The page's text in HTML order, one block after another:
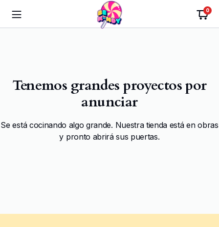
0
Tenemos grandes proyectos por
anunciar
Se está cocinando algo grande. Nuestra tienda está en obras
y pronto abrirá sus puertas.